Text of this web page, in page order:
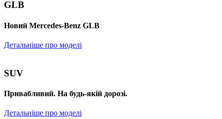
GLB
Новий Mercedes-Benz GLB
Детальніше про моделі
SUV
Привабливий. На будь-якій дорозі.
Детальніше про моделі